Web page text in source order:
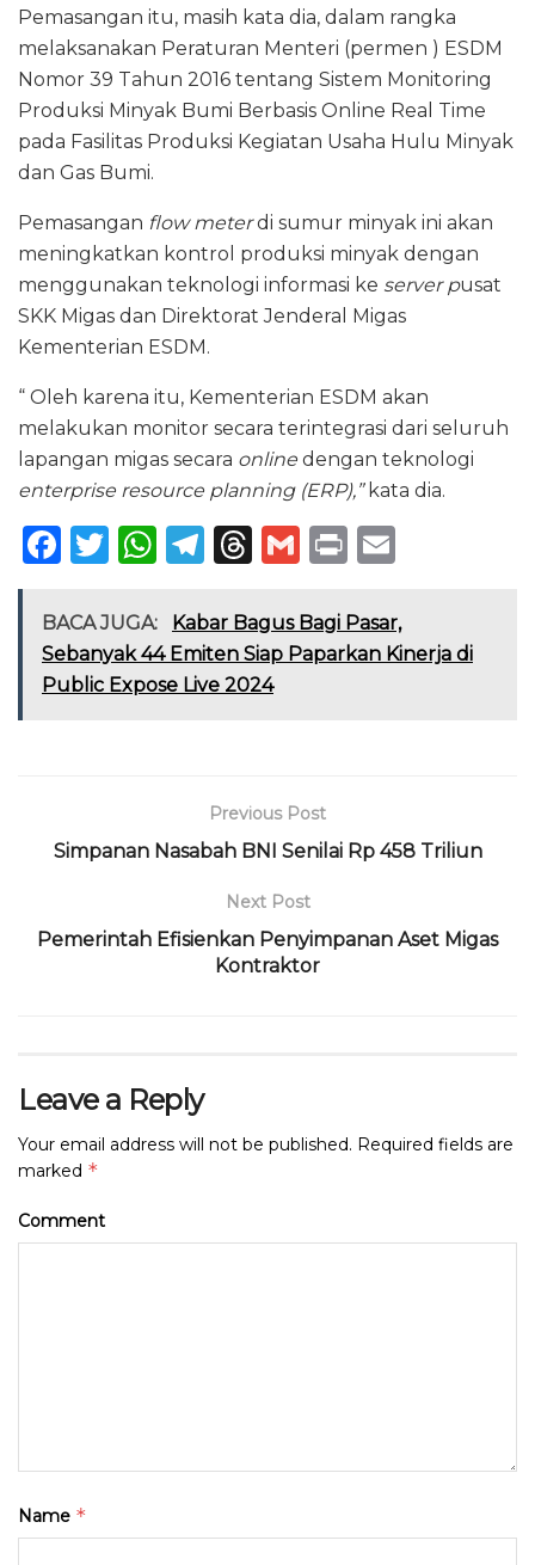
Pemasangan itu, masih kata dia, dalam rangka
melaksanakan Peraturan Menteri (permen ) ESDM
Nomor 39 Tahun 2016 tentang Sistem Monitoring
Produksi Minyak Bumi Berbasis Online Real Time
pada Fasilitas Produksi Kegiatan Usaha Hulu Minyak
dan Gas Bumi.
Pemasangan flow meterdi sumur minyak ini akan
meningkatkan kontrol produksi minyak dengan
menggunakan teknologi informasi ke server pusat
SKK Migas dan Direktorat Jenderal Migas
Kementerian ESDM.
“ Oleh karena itu, Kementerian ESDM akan
melakukan monitor secara terintegrasi dari seluruh
lapangan migas secara online dengan teknologi
enterprise resource planning (ERP),”kata dia.
F
c
e
b
T
it
te
r
W
a
ts
A
T
e
g
ra
T
re
a
d
G
ai
l
P
n
t
ai
l
BACA JUGA:
Kabar Bagus Bagi Pasar,
Sebanyak 44 Emiten Siap Paparkan Kinerja di
Public Expose Live 2024
Previous Post
Simpanan Nasabah BNI Senilai Rp 458 Triliun
Next Post
Pemerintah Efisienkan Penyimpanan Aset Migas
Kontraktor
Leave a Reply
Your email address will not be published. Required fields are
marked *
Comment
Name *